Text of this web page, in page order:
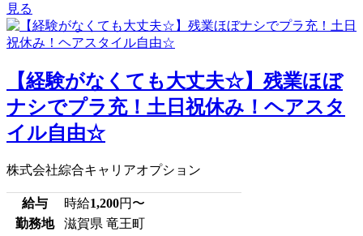
見る
【経験がなくても大丈夫☆】残業ほぼ
ナシでプラ充！土日祝休み！ヘアスタ
イル自由☆
株式会社綜合キャリアオプション
給与 時給1,200円〜
勤務地
滋賀県 竜王町